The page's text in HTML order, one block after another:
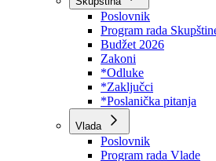
Dokumenti
Skupština
Poslovnik
Program rada Skupštine
Budžet 2026
Zakoni
*Odluke
*Zaključci
*Poslanička pitanja